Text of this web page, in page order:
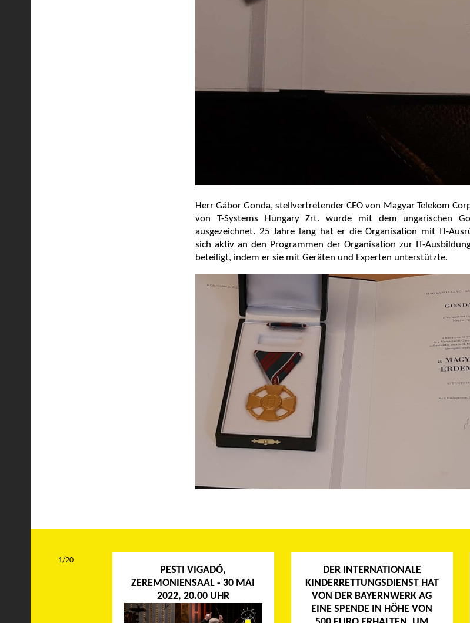
Herr Gábor Gonda, stellvertretender CEO von Magyar Telekom
von T-Systems Hungary Zrt. wurde mit dem ungarischen
ausgezeichnet. 25 Jahre lang hat er die Organisation mit IT-
sich aktiv an den Programmen der Organisation zur IT-
beteiligt, indem er sie mit Geräten und Experten unterstützte.
PESTI VIGADÓ,
ZEREMONIENSAAL - 30 MAI
2022, 20.00 UHR
DER INTERNATIONALE
KINDERRETTUNGSDIENST HAT
VON DER BAYERNWERK AG
EINE SPENDE IN HÖHE VON
1/20